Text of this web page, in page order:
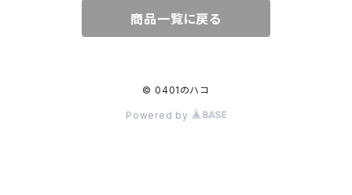
商品一覧に戻る
© 0401のハコ
Powered by